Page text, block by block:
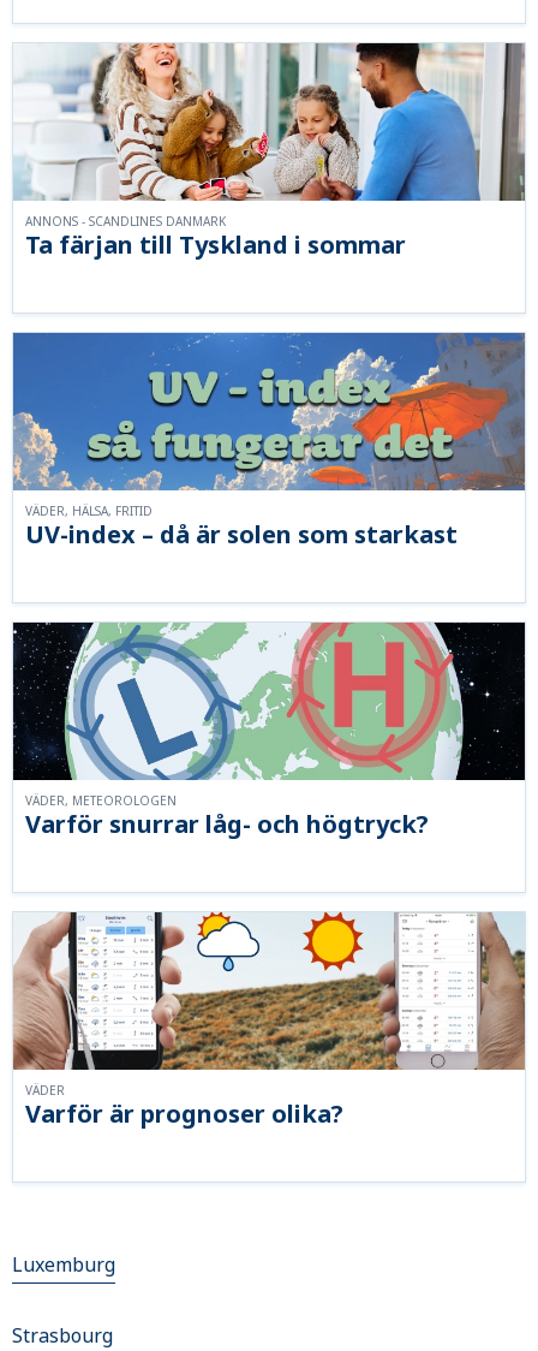
Ta färjan till Tyskland i sommar
ANNONS - SCANDLINES DANMARK
UV-index – då är solen som starkast
VÄDER, HÄLSA, FRITID
Varför snurrar låg- och högtryck?
VÄDER, METEOROLOGEN
Varför är prognoser olika?
VÄDER
Luxemburg
Strasbourg